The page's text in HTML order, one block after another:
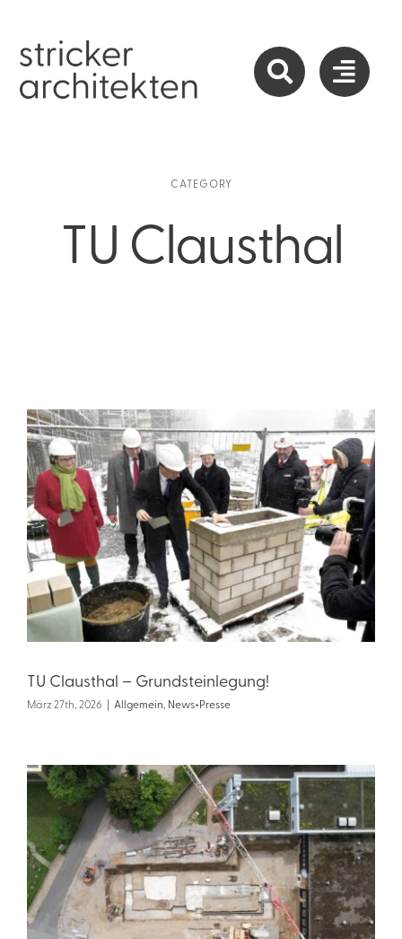
springen
CATEGORY
TU Clausthal
TU Clausthal – Grundsteinlegung!
März 27th, 2026 | Allgemein, News+Presse